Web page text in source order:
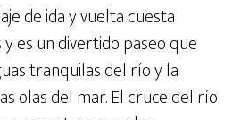
de ida y vuelta cuesta
es un divertido paseo que
tranquilas del río y la
olas del mar. El cruce del río